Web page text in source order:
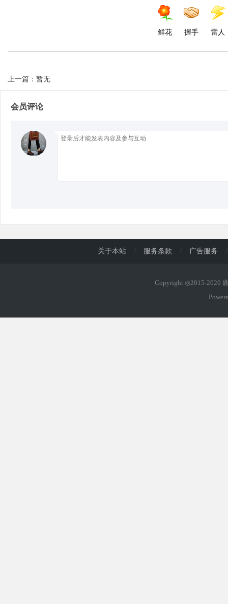
鲜花 握手 雷人
上一篇：暂无
会员评论
关于本站 / 服务条款 / 广告服务 /
Copyright ◎2015-2020